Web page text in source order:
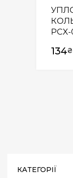
134₴
КАТЕГОРІЇ